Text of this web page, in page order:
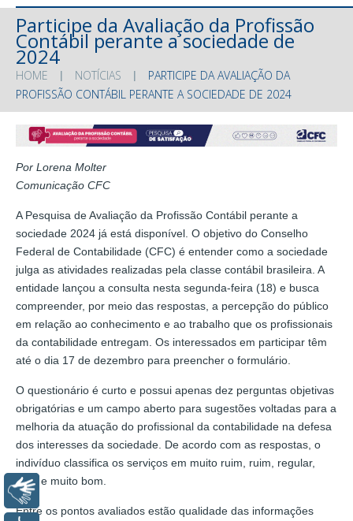
Participe da Avaliação da Profissão
Contábil perante a sociedade de
2024
HOME NOTÍCIAS
PARTICIPE DA AVALIAÇÃO DA
PROFISSÃO CONTÁBIL PERANTE A SOCIEDADE DE 2024
Por Lorena Molter
Comunicação CFC
A Pesquisa de Avaliação da Profissão Contábil perante a
sociedade 2024 já está disponível. O objetivo do Conselho
Federal de Contabilidade (CFC) é entender como a sociedade
julga as atividades realizadas pela classe contábil brasileira. A
entidade lançou a consulta nesta segunda-feira (18) e busca
compreender, por meio das respostas, a percepção do público
em relação ao conhecimento e ao trabalho que os profissionais
da contabilidade entregam. Os interessados em participar têm
até o dia 17 de dezembro para preencher o formulário.
O questionário é curto e possui apenas dez perguntas objetivas
obrigatórias e um campo aberto para sugestões voltadas para a
melhoria da atuação do profissional da contabilidade na defesa
dos interesses da sociedade. De acordo com as respostas, o
indivíduo classifica os serviços em muito ruim, ruim, regular,
bom e muito bom.
Entre os pontos avaliados estão qualidade das informações